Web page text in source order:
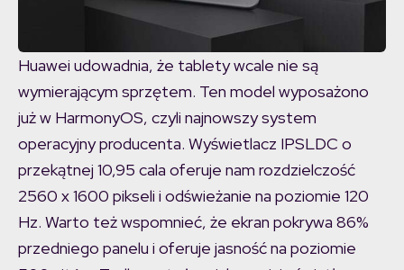
Huawei udowadnia, że tablety wcale nie są
wymierającym sprzętem. Ten model wyposażono
już w HarmonyOS, czyli najnowszy system
operacyjny producenta. Wyświetlacz IPSLDC o
przekątnej 10,95 cala oferuje nam rozdzielczość
2560 x 1600 pikseli i odświeżanie na poziomie 120
Hz. Warto też wspomnieć, że ekran pokrywa 86%
przedniego panelu i oferuje jasność na poziomie